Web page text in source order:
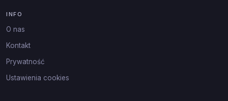
INFO
O nas
Kontakt
Prywatność
Ustawienia cookies